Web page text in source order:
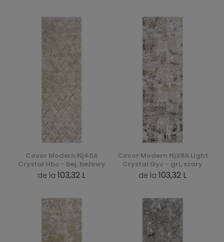
Covor Modern Nj40A
Crystal Hbc - bej, beżowy
de la 103,32 L
Covor Modern Nj38A Light
Crystal Gyv - gri, szary
de la 103,32 L